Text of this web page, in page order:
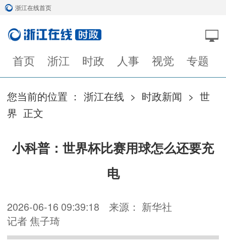
浙江在线首页
首页 浙江 时政 人事 视觉 专题
您当前的位置 ： 浙江在线 > 时政新闻 > 世
界 正文
小科普：世界杯比赛用球怎么还要充
电
2026-06-16 09:39:18
来源： 新华社
记者 焦子琦